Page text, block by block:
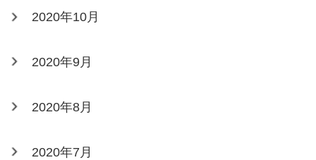
2020年10月
2020年9月
2020年8月
2020年7月